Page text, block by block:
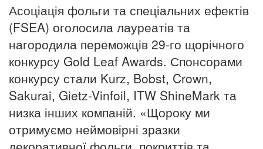
Асоціація фольги та спеціальних ефектів
(FSEA) оголосила лауреатів та
нагородила переможців 29-го щорічного
конкурсу Gold Leaf Awards. Спонсорами
конкурсу стали Kurz, Bobst, Crown,
Sakurai, Gietz-Vinfoil, ITW ShineMark та
низка інших компаній. «Щороку ми
отримуємо неймовірні зразки